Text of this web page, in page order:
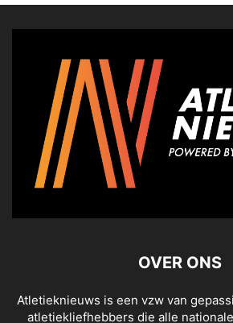
OVER ONS
Atletieknieuws is een vzw van
atletiekliefhebbers die alle